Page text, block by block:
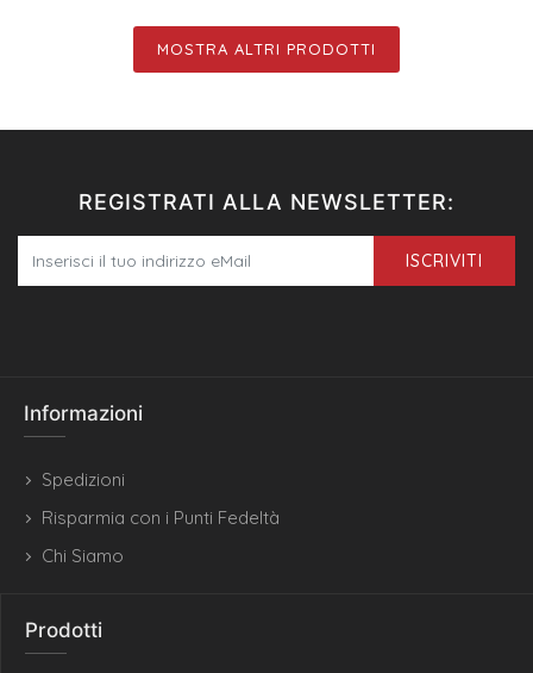
MOSTRA ALTRI PRODOTTI
REGISTRATI ALLA NEWSLETTER:
ISCRIVITI
Informazioni
Spedizioni
Risparmia con i Punti Fedeltà
Chi Siamo
Prodotti